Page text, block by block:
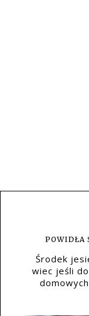
POWIDŁA
Środek
wiec jeśli